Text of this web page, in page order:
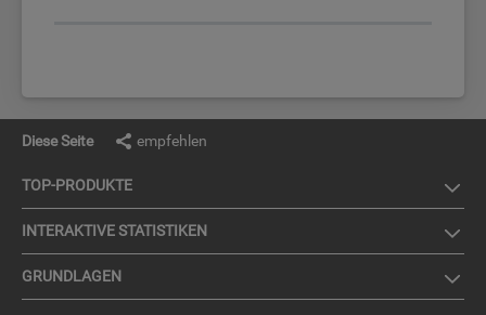
Diese Seite empfehlen
TOP-PRO­DUK­TE
IN­TER­AK­TI­VE STA­TIS­TI­KEN
GRUND­LA­GEN